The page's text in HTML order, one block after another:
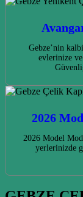
Gebze’nin
evlerinize
2026
2026 Model
yerlerinizde